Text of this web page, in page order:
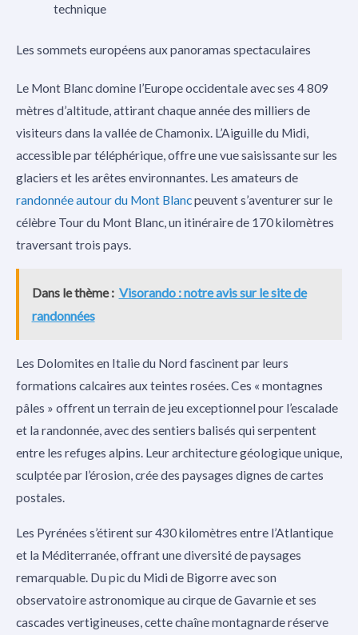
technique
Les sommets européens aux panoramas spectaculaires
Le Mont Blanc domine l’Europe occidentale avec ses 4 809
mètres d’altitude, attirant chaque année des milliers de
visiteurs dans la vallée de Chamonix. L’Aiguille du Midi,
accessible par téléphérique, offre une vue saisissante sur les
glaciers et les arêtes environnantes. Les amateurs de
randonnée autour du Mont Blancpeuvent s’aventurer sur le
célèbre Tour du Mont Blanc, un itinéraire de 170 kilomètres
traversant trois pays.
Dans le thème : Visorando : notre avis sur le site de
randonnées
Les Dolomites en Italie du Nord fascinent par leurs
formations calcaires aux teintes rosées. Ces « montagnes
pâles » offrent un terrain de jeu exceptionnel pour l’escalade
et la randonnée, avec des sentiers balisés qui serpentent
entre les refuges alpins. Leur architecture géologique unique,
sculptée par l’érosion, crée des paysages dignes de cartes
postales.
Les Pyrénées s’étirent sur 430 kilomètres entre l’Atlantique
et la Méditerranée, offrant une diversité de paysages
remarquable. Du pic du Midi de Bigorre avec son
observatoire astronomique au cirque de Gavarnie et ses
cascades vertigineuses, cette chaîne montagnarde réserve